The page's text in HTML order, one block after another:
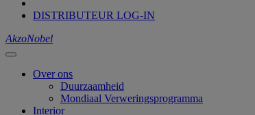
DISTRIBUTEUR LOG-IN
AkzoNobel
Over ons
Duurzaamheid
Mondiaal Verweringsprogramma
Interior